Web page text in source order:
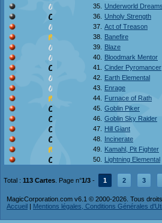
35.
Underworld Dreams
36.
Unholy Strength
37. Act of Treason
38.
Banefire
39.
Blaze
40.
Bloodmark Mentor
41.
Cinder Pyromancer
42.
Earth Elemental
43.
Enrage
44.
Furnace of Rath
45. Goblin Piker
46. Goblin Sky Raider
47.
Hill Giant
48.
Incinerate
49.
Kamahl, Pit Fighter
50.
Lightning Elemental
Total : 113 Cartes . Page n°1/3 - 1 2 3
MagicCorporation.com v6.1 © 2000-2026. Tous
Accueil | Mentions légales, Conditions Générales